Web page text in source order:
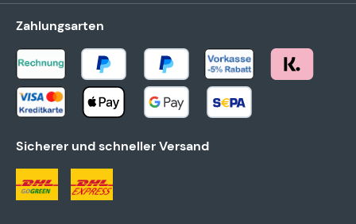
Zahlungsarten
Sicherer und schneller Versand